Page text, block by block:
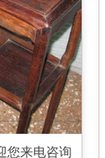
您来电咨询